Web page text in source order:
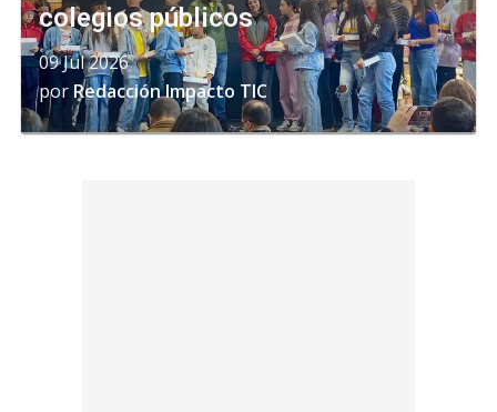
colegios públicos
09 Jul 2026
porRedacción Impacto TIC